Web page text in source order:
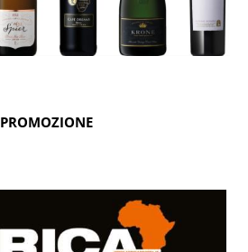
PROMOZIONE